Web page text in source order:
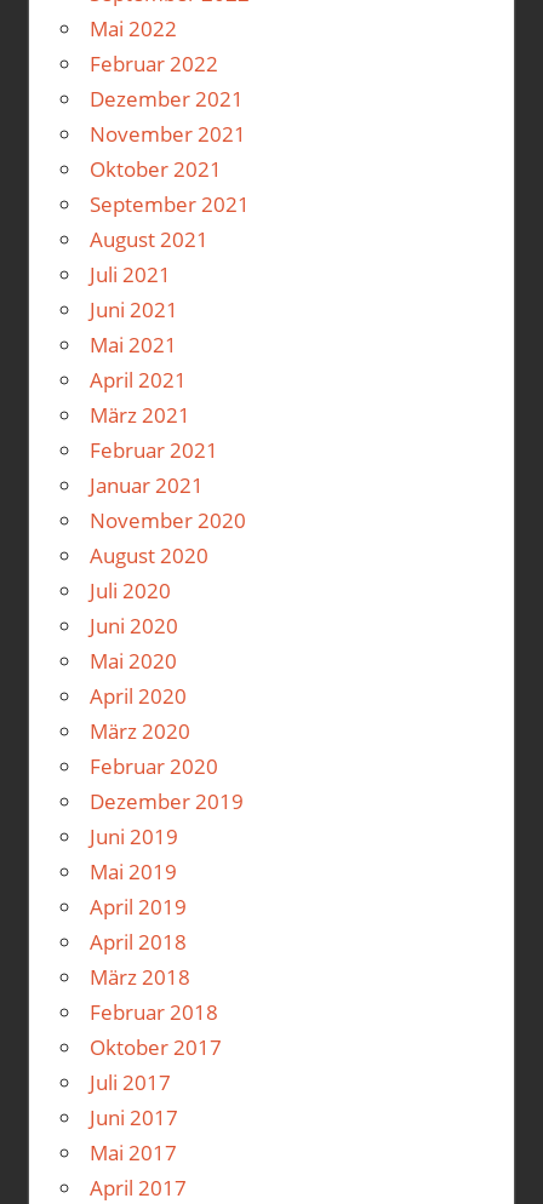
Mai 2022
Februar 2022
Dezember 2021
November 2021
Oktober 2021
September 2021
August 2021
Juli 2021
Juni 2021
Mai 2021
April 2021
März 2021
Februar 2021
Januar 2021
November 2020
August 2020
Juli 2020
Juni 2020
Mai 2020
April 2020
März 2020
Februar 2020
Dezember 2019
Juni 2019
Mai 2019
April 2019
April 2018
März 2018
Februar 2018
Oktober 2017
Juli 2017
Juni 2017
Mai 2017
April 2017